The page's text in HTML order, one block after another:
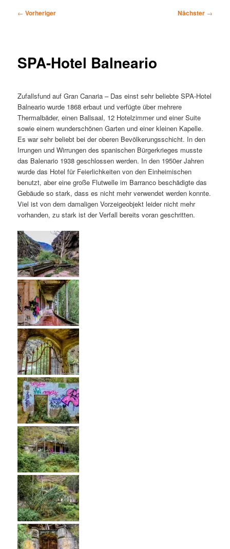
Beitragsnavigation
← Vorheriger Nächster →
SPA-Hotel Balneario
Zufallsfund auf Gran Canaria – Das einst sehr beliebte SPA-Hotel
Balneario wurde 1868 erbaut und verfügte über mehrere
Thermalbäder, einen Ballsaal, 12 Hotelzimmer und einer Suite
sowie einem wunderschönen Garten und einer kleinen Kapelle.
Es war sehr beliebt bei der oberen Bevölkerungsschicht. In den
Irrungen und Wirrungen des spanischen Bürgerkrieges musste
das Balenario 1938 geschlossen werden. In den 1950er Jahren
wurde das Hotel für Feierlichkeiten von den Einheimischen
benutzt, aber eine große Flutwelle im Barranco beschädigte das
Gebäude so stark, dass es nicht mehr verwendet werden konnte.
Viel ist von dem damaligen Vorzeigeobjekt leider nicht mehr
vorhanden, zu stark ist der Verfall bereits voran geschritten.